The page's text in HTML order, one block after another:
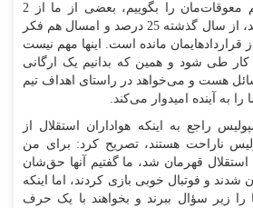
حل کردند. اگر بخواهیم معوقات‌مان را بگوییم، بعضی از ما از 2
سال قبل حدود 15 درصد، از سال گذشته 25 درصد و امسال هم فکر
30 درصد از قراردادهایمان مانده است. اینها مهم نیست
طی شود و همین که بدانیم یک ارگانی
هست و می‌خواهد در راستای اهداف تیم
به آینده امیدوار می‌کند.
راجع به اینکه هواداران استقلال از
ناراحت هستند، تصریح کرد: برای من
قهرمان شد، ما گفتیم آنها حق‌شان
شدند و فوتبال خوبی بازی کردند، اما اینکه
را زیر سؤال ببرند و بخواهند با یک حرف